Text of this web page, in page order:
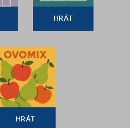
HRÁT
HRÁT